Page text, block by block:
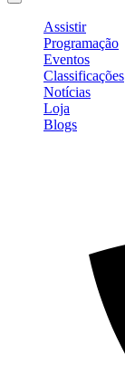
Assistir
Programação
Eventos
Classificações
Notícias
Loja
Blogs